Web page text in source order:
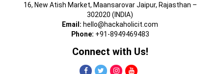
16, New Atish Market, Maansarovar Jaipur, Rajasthan –
302020 (INDIA)
Email: hello@hackaholicit.com
Phone: +91-8949469483
Connect with Us!